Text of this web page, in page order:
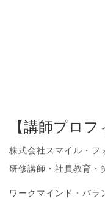
【講師プロフ
株式会社スマイル・
研修講師・社員教育・
ワークマインド・バラ